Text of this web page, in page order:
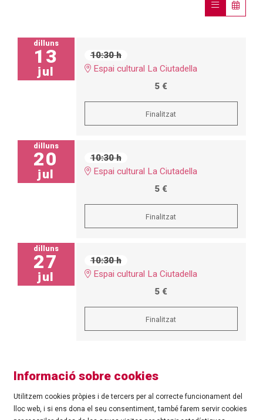
dilluns
13
jul
10:30 h
Espai cultural La Ciutadella
5 €
Finalitzat
dilluns
20
jul
10:30 h
Espai cultural La Ciutadella
5 €
Finalitzat
dilluns
27
jul
10:30 h
Espai cultural La Ciutadella
5 €
Finalitzat
Informació sobre cookies
Utilitzem cookies pròpies i de tercers per al correcte funcionament del
lloc web, i si ens dona el seu consentiment, també farem servir cookies